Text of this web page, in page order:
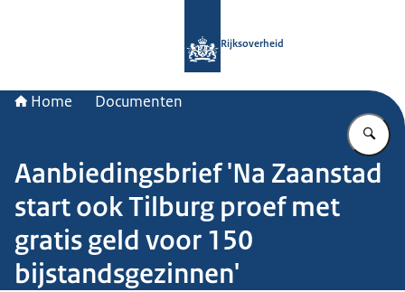
Rijksoverheid
Home Documenten
Aanbiedingsbrief 'Na Zaanstad
start ook Tilburg proef met
gratis geld voor 150
bijstandsgezinnen'